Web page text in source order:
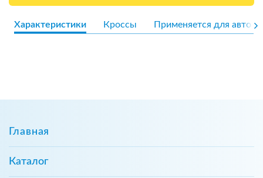
Характеристики Кроссы Применяется для авто
Главная
Каталог